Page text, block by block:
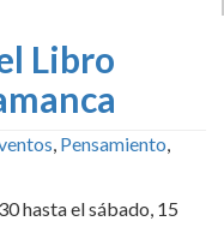
Libro
, Pensamiento,
hasta el sábado, 15